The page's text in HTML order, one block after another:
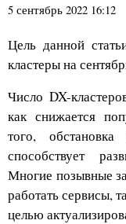
5 сентябрь 2022 16:12
Цель данной
кластеры на
Число DX-
как снижается
того,
способствует
Многие позывные
работать сервисы,
целью